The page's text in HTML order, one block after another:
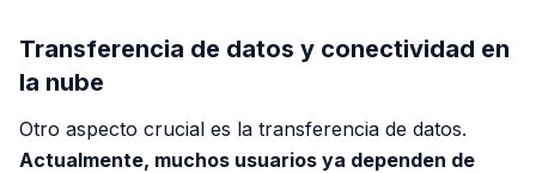
Transferencia de datos y conectividad en
la nube
Otro aspecto crucial es la transferencia de datos.
Actualmente, muchos usuarios ya dependen de